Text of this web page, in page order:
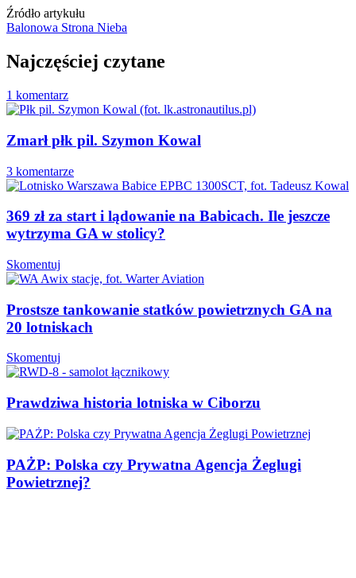
Źródło artykułu
Balonowa Strona Nieba
Najczęściej czytane
1 komentarz
Zmarł płk pil. Szymon Kowal
3 komentarze
369 zł za start i lądowanie na Babicach. Ile jeszcze
wytrzyma GA w stolicy?
Skomentuj
Prostsze tankowanie statków powietrznych GA na
20 lotniskach
Skomentuj
Prawdziwa historia lotniska w Ciborzu
PAŻP: Polska czy Prywatna Agencja Żeglugi
Powietrznej?